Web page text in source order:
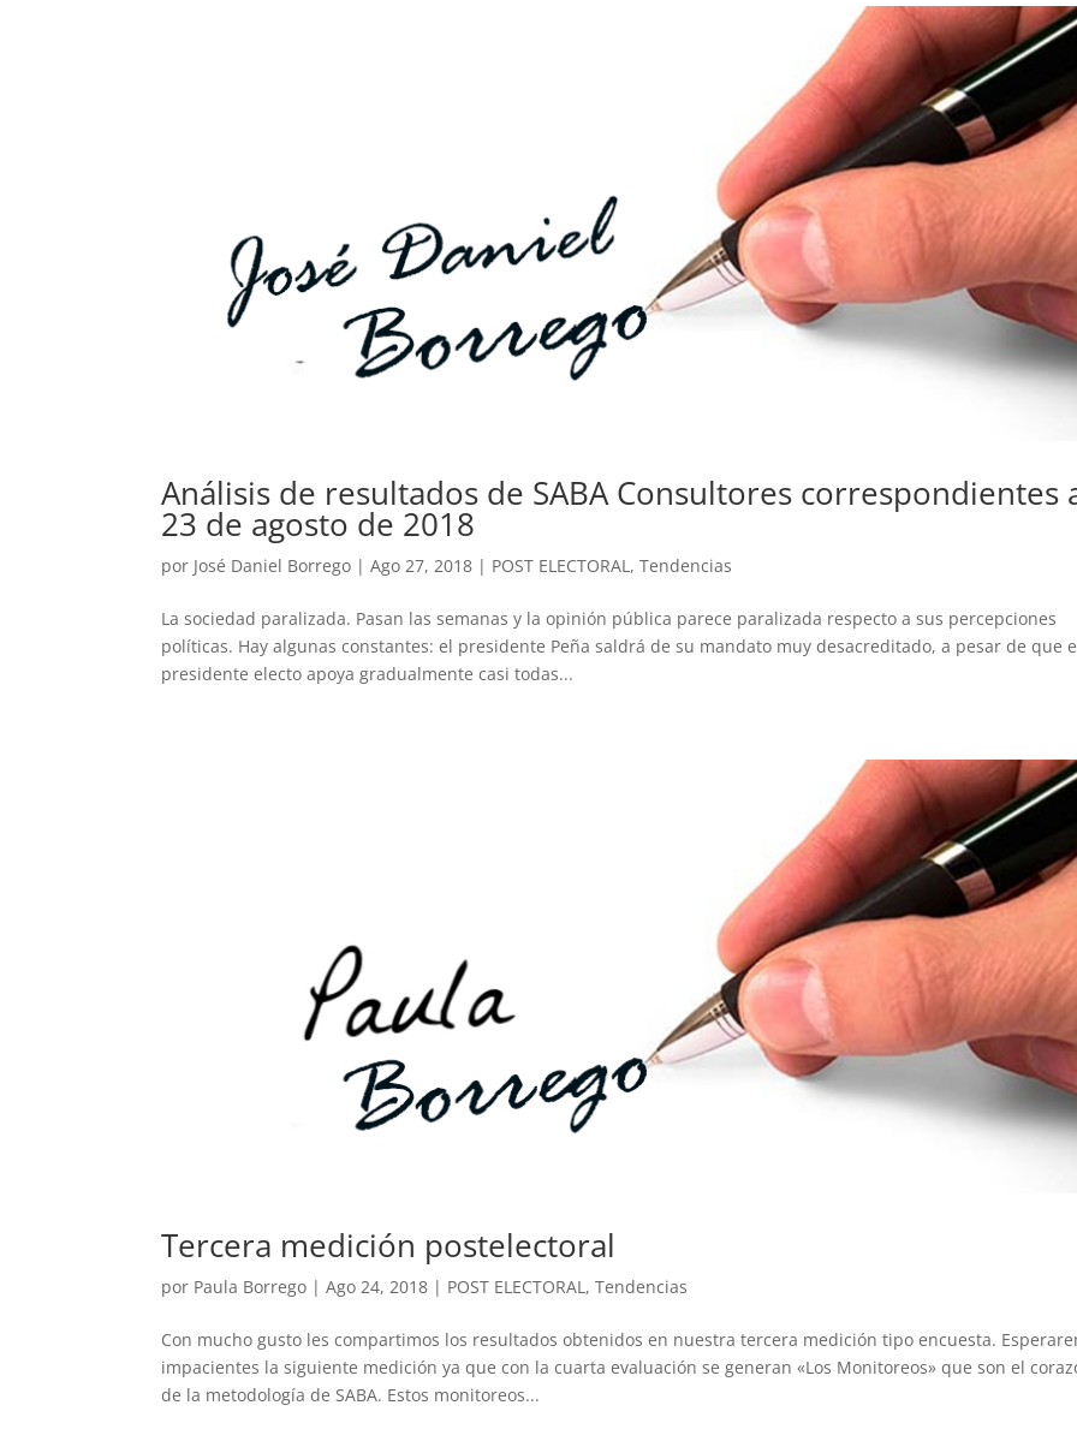
Análisis de resultados de SABA Consultores correspondientes
23 de agosto de 2018
por José Daniel Borrego |Ago 27, 2018 | POST ELECTORAL ,Tendencias
La sociedad paralizada. Pasan las semanas y la opinión pública parece paralizada respecto a sus percepciones
políticas. Hay algunas constantes: el presidente Peña saldrá de su mandato muy desacreditado, a pesar de que
presidente electo apoya gradualmente casi todas...
Tercera medición postelectoral
por Paula Borrego |Ago 24, 2018 | POST ELECTORAL ,Tendencias
Con mucho gusto les compartimos los resultados obtenidos en nuestra tercera medición tipo encuesta.
impacientes la siguiente medición ya que con la cuarta evaluación se generan «Los Monitoreos» que son el
de la metodología de SABA. Estos monitoreos...